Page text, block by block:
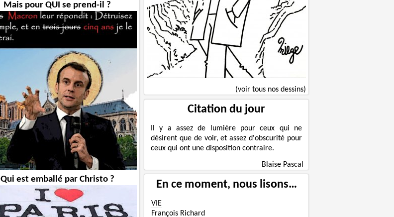
Mais pour QUI se prend-il ?
Qui est emballé par Christo ?
(voir tous nos dessins)
Citation du jour
Il y a assez de lumière pour ceux qui ne
désirent que de voir, et assez d'obscurité pour
ceux qui ont une disposition contraire.
Blaise Pascal
En ce moment, nous lisons…
VIE
François Richard